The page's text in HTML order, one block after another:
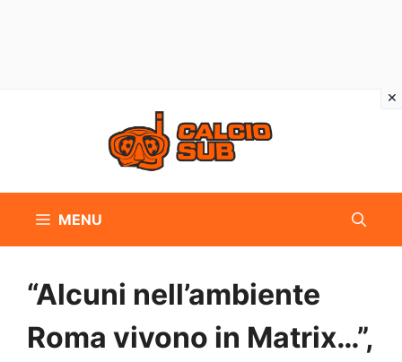
MENU
“Alcuni nell’ambiente
Roma vivono in Matrix…”,